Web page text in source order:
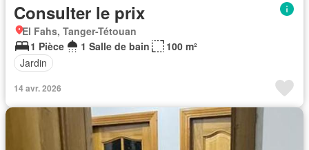
Consulter le prix
El Fahs, Tanger-Tétouan
1 Pièce
1 Salle de bain
100 m²
Jardin
14 avr. 2026